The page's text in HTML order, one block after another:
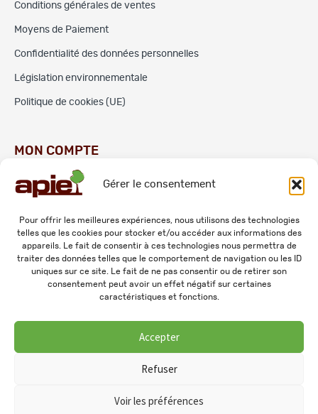
Gérer le consentement
Pour offrir les meilleures expériences, nous utilisons des technologies
telles que les cookies pour stocker et/ou accéder aux informations des
appareils. Le fait de consentir à ces technologies nous permettra de
traiter des données telles que le comportement de navigation ou les ID
uniques sur ce site. Le fait de ne pas consentir ou de retirer son
consentement peut avoir un effet négatif sur certaines
caractéristiques et fonctions.
Accepter
Refuser
Voir les préférences
Conditions générales de ventes
Moyens de Paiement
Confidentialité des données personnelles
Législation environnementale
Politique de cookies (UE)
MON COMPTE
Commandes
Adresses
Mes informations personnelles
© 2026 APIE. Tous droits réservés.